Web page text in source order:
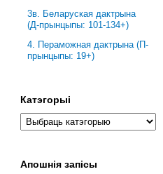
3в. Беларуская дактрына
(Д-прынцыпы: 101-134+)
4. Пераможная дактрына (П-
прынцыпы: 19+)
Катэгорыі
Апошнія запісы